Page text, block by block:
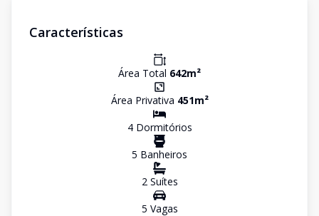
Características
Área Total 642m²
Área Privativa 451m²
4Dormitórios
5 Banheiros
2Suítes
5 Vagas